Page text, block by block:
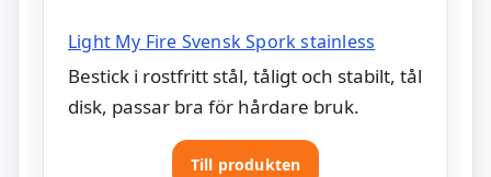
Light My Fire Svensk Spork stainless
Bestick i rostfritt stål, tåligt och stabilt, tål
disk, passar bra för hårdare bruk.
Till produkten